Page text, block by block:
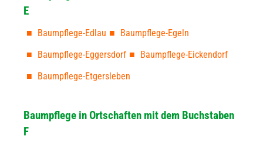
E
Baumpflege-Edlau
Baumpflege-Egeln
Baumpflege-Eggersdorf
Baumpflege-Eickendorf
Baumpflege-Etgersleben
Baumpflege in Ortschaften mit dem Buchstaben
F